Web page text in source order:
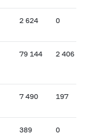
2 624 0
79 144 2 406
7 490 197
389 0